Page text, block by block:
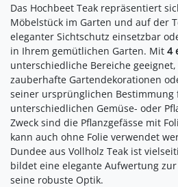
Das Hochbeet Teak repräsentiert
Möbelstück im Garten und auf der
eleganter Sichtschutz einsetzbar
in Ihrem gemütlichen Garten. Mit 4
unterschiedliche Bereiche
zauberhafte Gartendekorationen
seiner ursprünglichen
unterschiedlichen Gemüse- oder
Zweck sind die Pflanzgefässe mit
kann auch ohne Folie verwendet
Dundee aus Vollholz Teak ist
bildet eine elegante Aufwertung
seine robuste Optik.